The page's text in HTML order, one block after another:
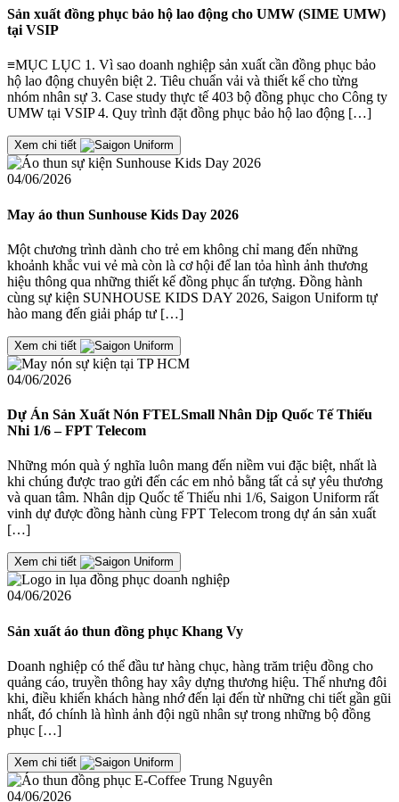
Sản xuất đồng phục bảo hộ lao động cho UMW (SIME UMW)
tại VSIP
≡MỤC LỤC 1. Vì sao doanh nghiệp sản xuất cần đồng phục bảo
hộ lao động chuyên biệt 2. Tiêu chuẩn vải và thiết kế cho từng
nhóm nhân sự 3. Case study thực tế 403 bộ đồng phục cho Công ty
UMW tại VSIP 4. Quy trình đặt đồng phục bảo hộ lao động […]
Xem chi tiết
04/06/2026
May áo thun Sunhouse Kids Day 2026
Một chương trình dành cho trẻ em không chỉ mang đến những
khoảnh khắc vui vẻ mà còn là cơ hội để lan tỏa hình ảnh thương
hiệu thông qua những thiết kế đồng phục ấn tượng. Đồng hành
cùng sự kiện SUNHOUSE KIDS DAY 2026, Saigon Uniform tự
hào mang đến giải pháp tư […]
Xem chi tiết
04/06/2026
Dự Án Sản Xuất Nón FTELSmall Nhân Dịp Quốc Tế Thiếu
Nhi 1/6 – FPT Telecom
Những món quà ý nghĩa luôn mang đến niềm vui đặc biệt, nhất là
khi chúng được trao gửi đến các em nhỏ bằng tất cả sự yêu thương
và quan tâm. Nhân dịp Quốc tế Thiếu nhi 1/6, Saigon Uniform rất
vinh dự được đồng hành cùng FPT Telecom trong dự án sản xuất
[…]
Xem chi tiết
04/06/2026
Sản xuất áo thun đồng phục Khang Vy
Doanh nghiệp có thể đầu tư hàng chục, hàng trăm triệu đồng cho
quảng cáo, truyền thông hay xây dựng thương hiệu. Thế nhưng đôi
khi, điều khiến khách hàng nhớ đến lại đến từ những chi tiết gần gũi
nhất, đó chính là hình ảnh đội ngũ nhân sự trong những bộ đồng
phục […]
Xem chi tiết
04/06/2026